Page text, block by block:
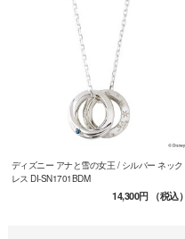
ディズニー アナと雪の女王 / シルバー ネック
レス DI-SN1701BDM
14,300円（税込）